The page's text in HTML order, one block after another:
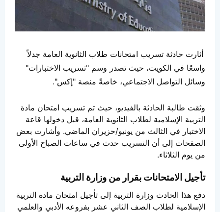
أثارت حادثة تسريب امتحانات طلاب الثانوية العامة جدلاً
واسعًا في الكويت، حيث تصدر وسم "تسريب الاختبارات"
وسائل التواصل الاجتماعي، خاصةً منصة "إكس".
وثقت طالبة الحادثة بالفيديو، حيث تم تسريب امتحان مادة
التربية الإسلامية لطلاب الثانوية العامة، قبل دخولها قاعة
الاختبار في الثالث من يونيو/حزيران الماضي. وأشارت بعض
الصفحات إلى أن التسريب حدث في ساعات الصباح الأولى
من يوم الثلاثاء.
تأجيل الامتحانات بقرار من وزارة التربية
دفع هذا الحادث وزارة التربية إلى تأجيل امتحان مادة التربية
الإسلامية لطلاب الصف الثاني عشر بفروعه الأدبي والعلمي